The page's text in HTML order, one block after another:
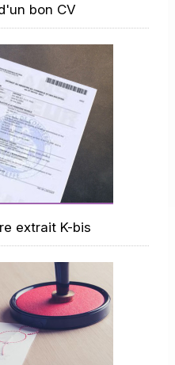
bon CV
extrait K-bis